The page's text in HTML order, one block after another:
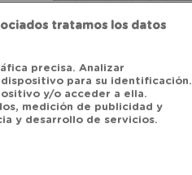
tratamos los datos
precisa. Analizar
para su identificación.
y/o acceder a ella.
medición de publicidad y
y desarrollo de servicios.